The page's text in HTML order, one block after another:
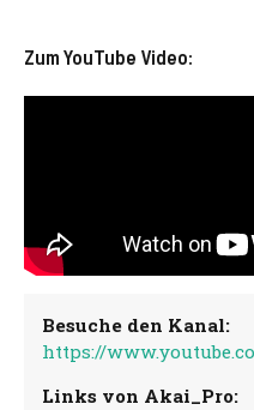
Zum YouTube Video:
Besuche den Kanal:
https://
Links von Akai_Pro: